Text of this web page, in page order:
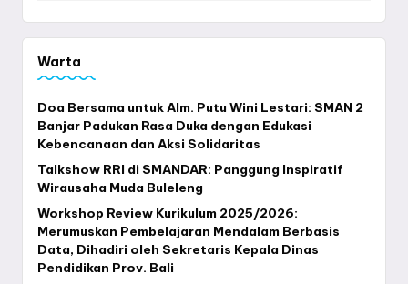
Warta
Doa Bersama untuk Alm. Putu Wini Lestari: SMAN 2
Banjar Padukan Rasa Duka dengan Edukasi
Kebencanaan dan Aksi Solidaritas
Talkshow RRI di SMANDAR: Panggung Inspiratif
Wirausaha Muda Buleleng
Workshop Review Kurikulum 2025/2026:
Merumuskan Pembelajaran Mendalam Berbasis
Data, Dihadiri oleh Sekretaris Kepala Dinas
Pendidikan Prov. Bali